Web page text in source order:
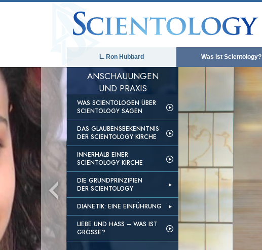
L. Ron Hubbard Was ist Scientology?
ANSCHAUUNGEN
UND PRAXIS
WAS SCIENTOLOGEN ÜBER
SCIENTOLOGY SAGEN
DAS GLAUBENSBEKENNTNIS
DER SCIENTOLOGY KIRCHE
INNERHALB EINER
SCIENTOLOGY KIRCHE
DIE GRUNDPRINZIPIEN
DER SCIENTOLOGY
DIANETIK: EINE EINFÜHRUNG
LIEBE UND HASS – WAS IST
GRÖSSE?